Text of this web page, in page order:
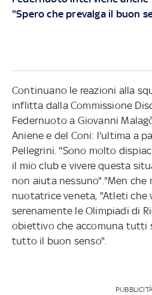
"Spero che prevalga il buon
Continuano le reazioni alla
inflitta dalla Commissione
Federnuoto a Giovanni
Aniene e del Coni: l'ultima a
Pellegrini. "Sono molto
il mio club e vivere questa
non aiuta nessuno"."Men che
nuotatrice veneta, "Atleti che
serenamente le Olimpiadi di
obiettivo che accomuna tutti
tutto il buon senso".
PUBBLICITÀ